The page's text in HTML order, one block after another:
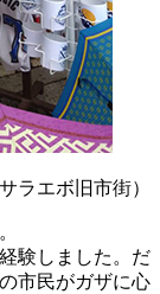
ラエボ旧市街）
験しました。だ
市民がガザに心